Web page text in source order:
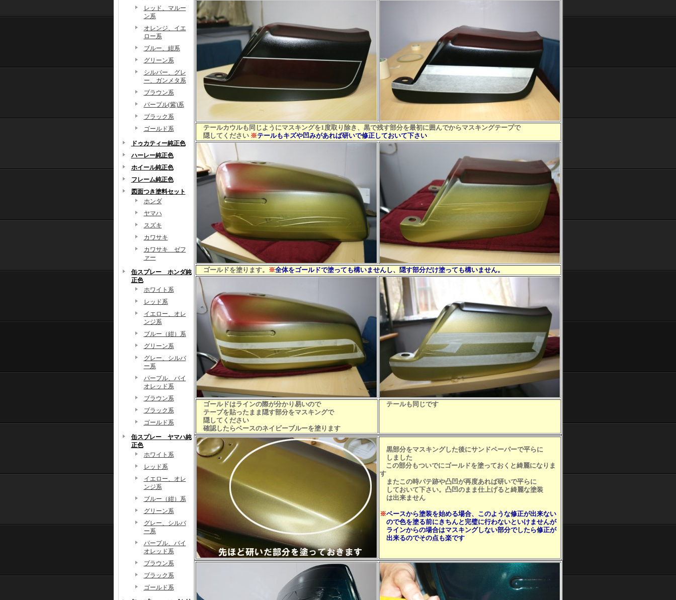
レッド、マルー
ン系
オレンジ、イエ
ロー系
ブルー、紺系
グリーン系
シルバー、グレ
ー、ガンメタ系
ブラウン系
パープル(紫)系
ブラック系
ゴールド系
ドゥカティー純正色
ハーレー純正色
ホイール純正色
フレーム純正色
図面つき塗料セット
ホンダ
ヤマハ
スズキ
カワサキ
カワサキ ゼフ
ァー
缶スプレー ホンダ純
正色
ホワイト系
レッド系
イエロー、オレ
ンジ系
ブルー（紺）系
グリーン系
グレー、シルバ
ー系
パープル、バイ
オレッド系
ブラウン系
ブラック系
ゴールド系
缶スプレー ヤマハ純
正色
ホワイト系
レッド系
イエロー、オレ
ンジ系
ブルー（紺）系
グリーン系
グレー、シルバ
ー系
パープル、バイ
オレッド系
ブラウン系
ブラック系
ゴールド系
テールカウルも同じようにマスキングを1度取り除き、黒で残す部分を最初に囲んでからマスキングテープで
隠してください ※テールもキズや凹みがあれば研いで修正しておいて下さい
ゴールドを塗ります。 ※全体をゴールドで塗っても構いませんし、隠す部分だけ塗っても構いません。
ゴールドはラインの際が分かり易いので
テープを貼ったまま隠す部分をマスキングで
隠してください
確認したらベースのネイビーブルーを塗ります
テールも同じです
黒部分をマスキングした後にサンドペーパーで平らに
しました
この部分もついでにゴールドを塗っておくと綺麗になりま
す
またこの時パテ跡や凸凹が再度あれば研いで平らに
しておいて下さい。凸凹のまま仕上げると綺麗な塗装
は出来ません
※ベースから塗装を始める場合、このような修正が出来ない
ので色を塗る前にきちんと完璧に行わないといけませんが
ラインからの場合はマスキングしない部分でしたら修正が
出来るのでその点も楽です